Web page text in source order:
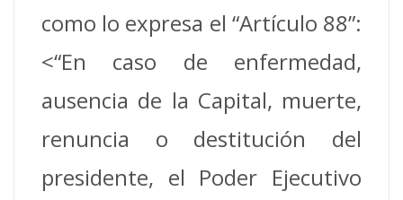
como lo expresa el “Artículo 88”:
<“En caso de enfermedad,
ausencia de la Capital, muerte,
renuncia o destitución del
presidente, el Poder Ejecutivo